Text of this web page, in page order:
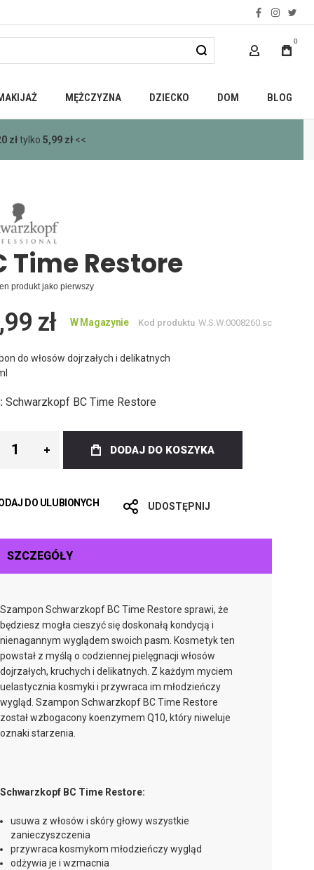
facebook
MOJE KONTO
0
MĘŻCZYZNA DZIECKO DOM BLOG
złtylko 5,99 zł<<
Time Restore
produkt jako pierwszy
zł W Magazynie Kod produktu W.S.W.0008260.sc
do włosów dojrzałych i delikatnych
Schwarzkopf BC Time Restore
DODAJ DO KOSZYKA
DO ULUBIONYCH UDOSTĘPNIJ
SZCZEGÓŁY
Szampon Schwarzkopf BC Time Restore sprawi, że
będziesz mogła cieszyć się doskonałą kondycją i
nienagannym wyglądem swoich pasm. Kosmetyk ten
powstał z myślą o codziennej pielęgnacji włosów
dojrzałych, kruchych i delikatnych. Z każdym myciem
uelastycznia kosmyki i przywraca im młodzieńczy
wygląd. Szampon Schwarzkopf BC Time Restore
został wzbogacony koenzymem Q10, który niweluje
oznaki starzenia.
Schwarzkopf BC Time Restore:
usuwa z włosów i skóry głowy wszystkie
zanieczyszczenia
przywraca kosmykom młodzieńczy wygląd
odżywia je i wzmacnia